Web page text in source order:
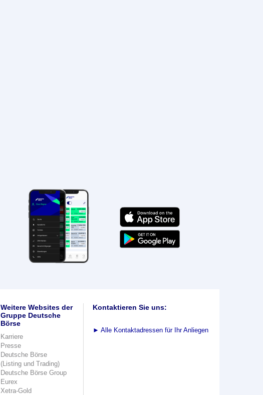
Weitere Websites der
Gruppe Deutsche
Börse
Karriere
Presse
Deutsche Börse
(Listing und Trading)
Deutsche Börse Group
Eurex
Xetra-Gold
Kontaktieren Sie uns:
► Alle Kontaktadressen für Ihr Anliegen